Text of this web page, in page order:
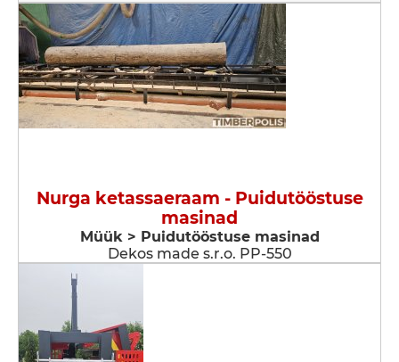
Nurga ketassaeraam - Puidutööstuse
masinad
Müük > Puidutööstuse masinad
Dekos made s.r.o. PP-550